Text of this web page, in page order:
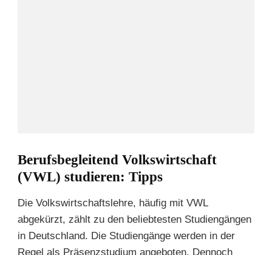
Berufsbegleitend Volkswirtschaft
(VWL) studieren: Tipps
Die Volkswirtschaftslehre, häufig mit VWL
abgekürzt, zählt zu den beliebtesten Studiengängen
in Deutschland. Die Studiengänge werden in der
Regel als Präsenzstudium angeboten. Dennoch